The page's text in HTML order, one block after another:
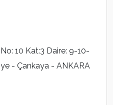
10 Kat:3 Daire: 9-10-
- Çankaya - ANKARA